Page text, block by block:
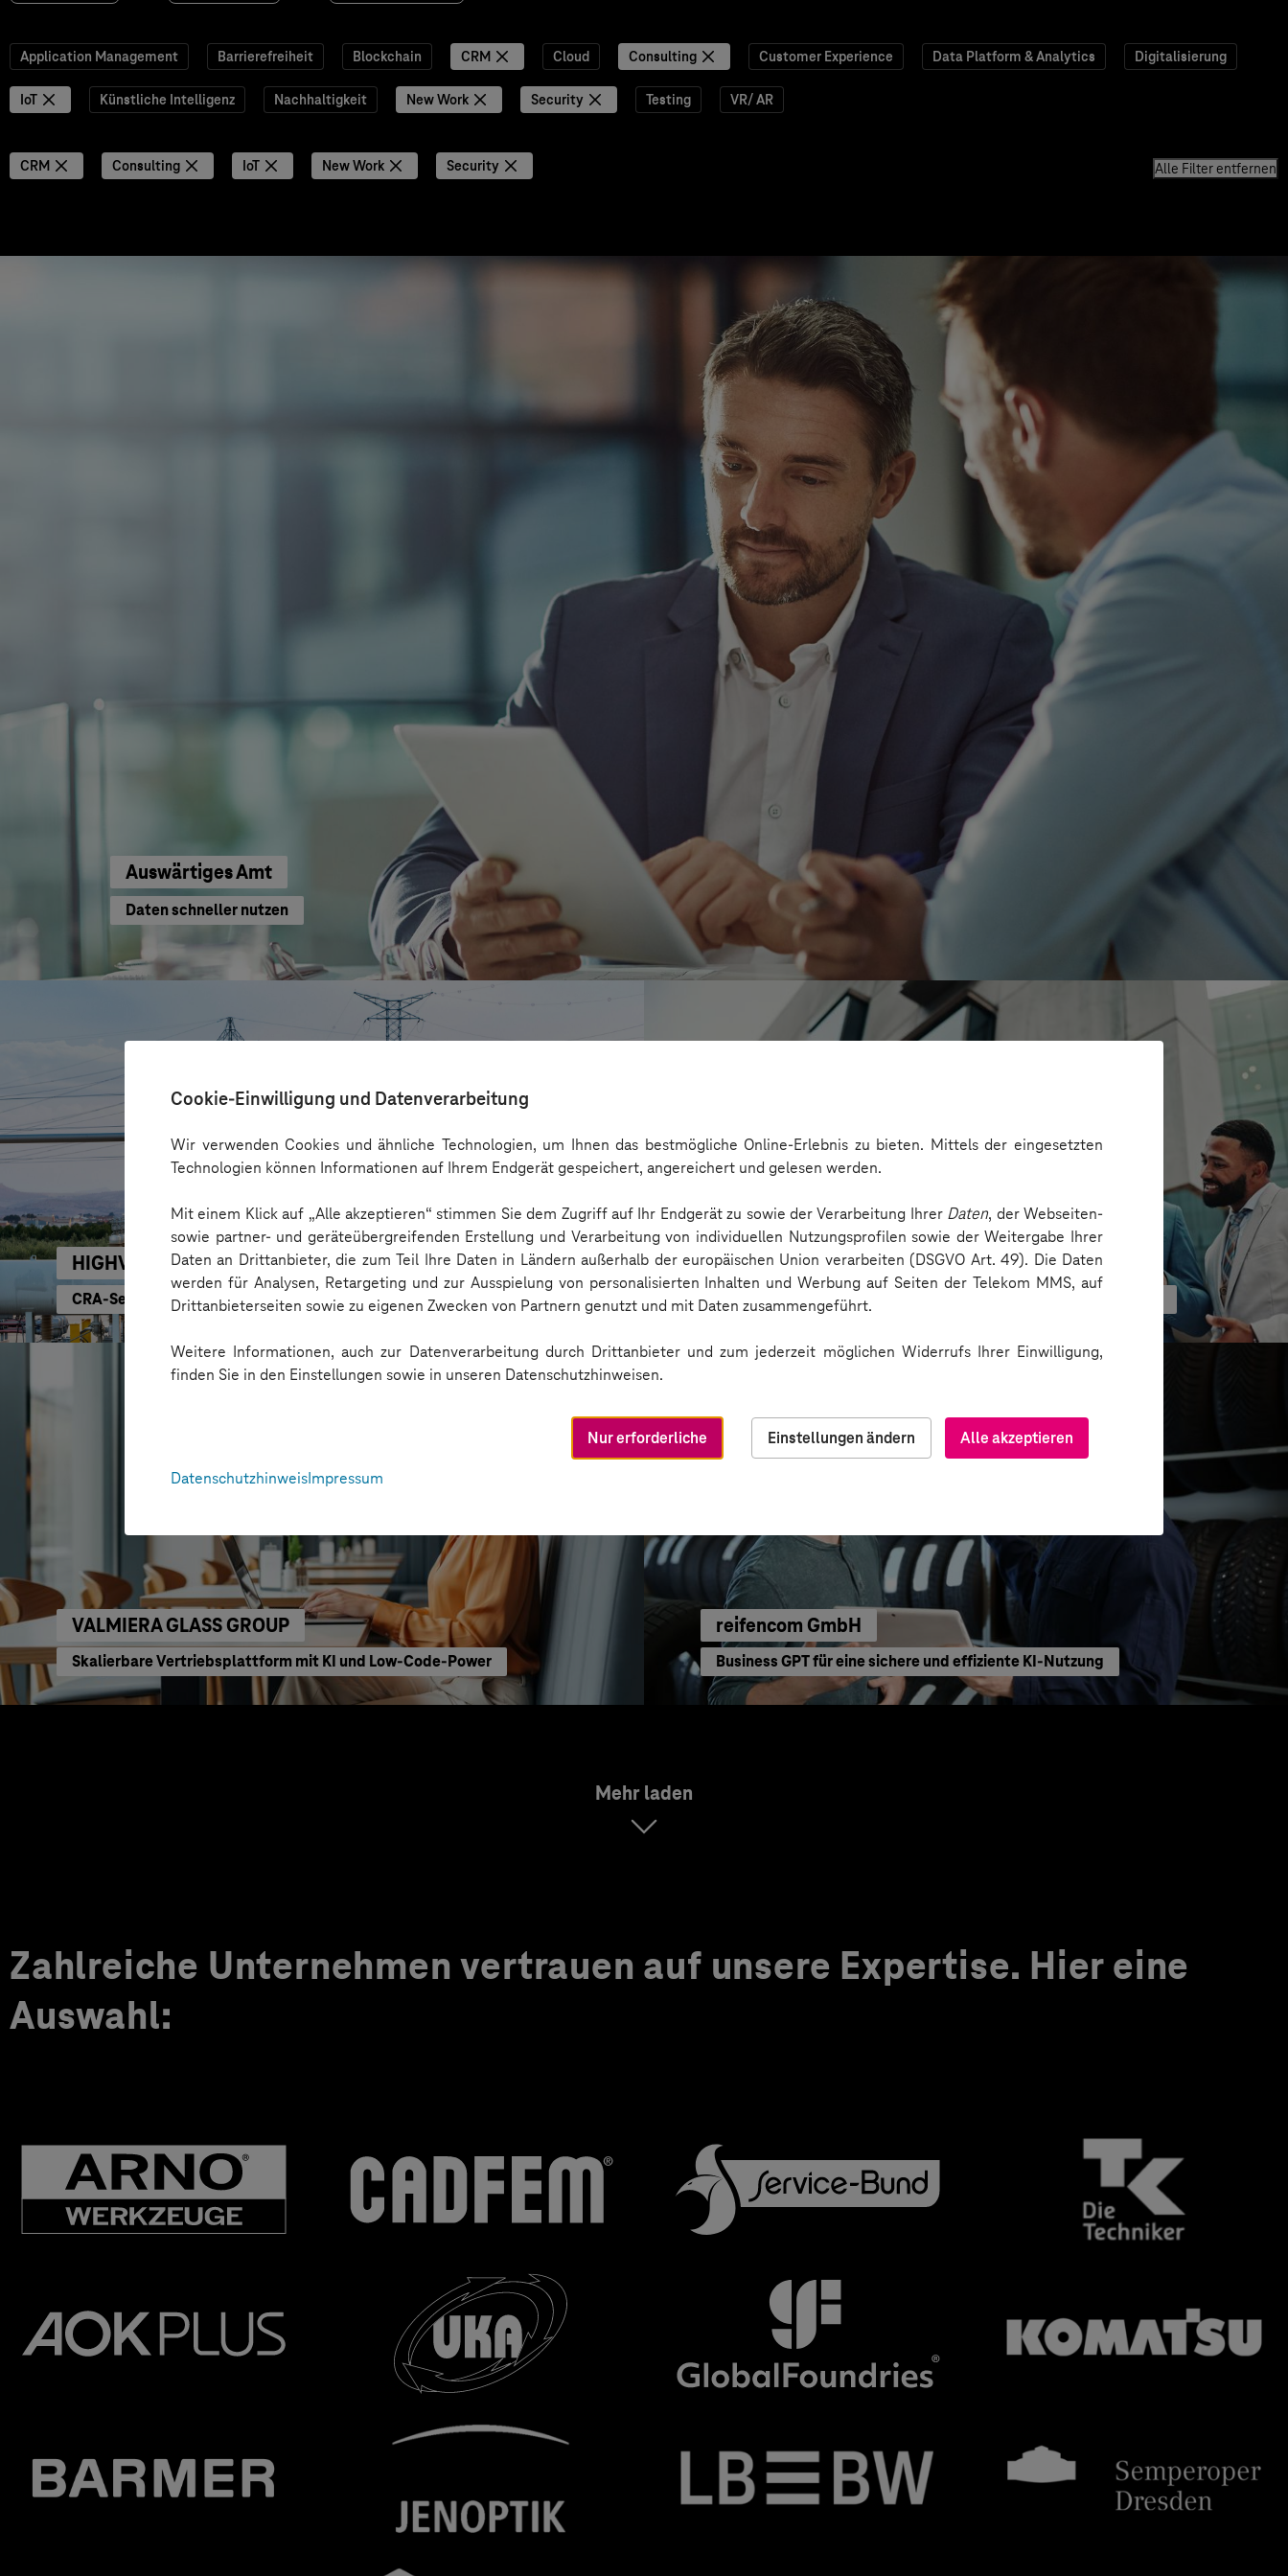
Cookie-Einwilligung und Datenverarbeitung
Wir verwenden Cookies und ähnliche Technologien, um Ihnen das bestmögliche Online-Erlebnis zu bieten. Mittels der eingesetzten
Technologien können Informationen auf Ihrem Endgerät gespeichert, angereichert und gelesen werden.
Mit einem Klick auf „Alle akzeptieren“ stimmen Sie dem Zugriff auf Ihr Endgerät zu sowie der Verarbeitung Ihrer Daten, der Webseiten-
sowie partner- und geräteübergreifenden Erstellung und Verarbeitung von individuellen Nutzungsprofilen sowie der Weitergabe Ihrer
Daten an Drittanbieter, die zum Teil Ihre Daten in Ländern außerhalb der europäischen Union verarbeiten (DSGVO Art. 49). Die Daten
werden für Analysen, Retargeting und zur Ausspielung von personalisierten Inhalten und Werbung auf Seiten der Telekom MMS, auf
Drittanbieterseiten sowie zu eigenen Zwecken von Partnern genutzt und mit Daten zusammengeführt.
Weitere Informationen, auch zur Datenverarbeitung durch Drittanbieter und zum jederzeit möglichen Widerrufs Ihrer Einwilligung,
finden Sie in den Einstellungen sowie in unseren Datenschutzhinweisen.
Alle akzeptieren
Nur erforderliche
Einstellungen ändern
DatenschutzhinweisImpressum
Application Management Barrierefreiheit Blockchain CRM Cloud Consulting Customer Experience Data Platform & Analytics Digitalisierung
IoT Künstliche Intelligenz Nachhaltigkeit New Work Security Testing VR/ AR
CRM Consulting IoT New Work Security Alle Filter entfernen
Auswärtiges Amt
Daten schneller nutzen
HIGHVOLT Prüftechnik Dresden GmbH
CRA-Security für digitale Produkte
CONREN Land AG
Erfolgreiche Transformation durch gezielte Change-Begleitung
VALMIERA GLASS GROUP
Skalierbare Vertriebsplattform mit KI und Low-Code-Power
reifencom GmbH
Business GPT für eine sichere und effiziente KI-Nutzung
Mehr laden
Zahlreiche Unternehmen vertrauen auf unsere Expertise. Hier eine
Auswahl: